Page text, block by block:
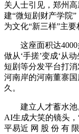
关人士引见，郑州
建“微短剧财产学院
为文化“新三样”主要
这座面积达4000
做从‘手搓’变成‘从
短剧等分发平台打
河南岸的河南董寨
久。
建立人才蓄水池
AI生成大笑的镜头，
平易近 网 股 份 有